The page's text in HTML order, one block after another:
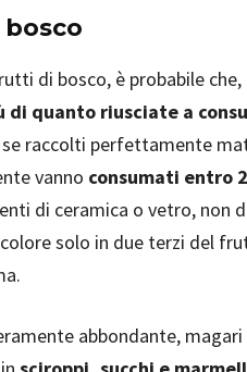
di bosco, è probabile
di quanto riusciate a
raccolti perfettamente
vanno consumati entro
di ceramica o vetro, non
solo in due terzi del
abbondante,